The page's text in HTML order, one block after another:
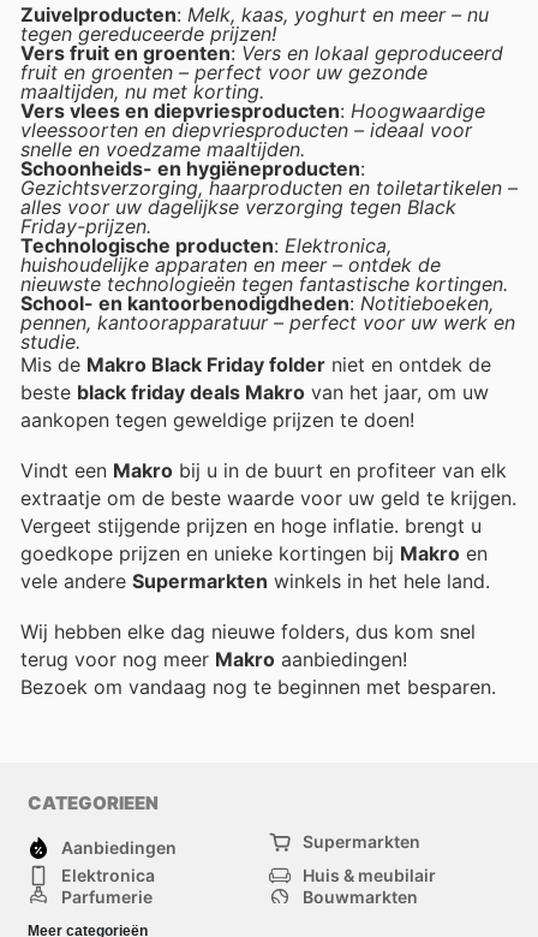
Zuivelproducten: Melk, kaas, yoghurt en meer – nu
tegen gereduceerde prijzen!
Vers fruit en groenten: Vers en lokaal geproduceerd
fruit en groenten – perfect voor uw gezonde
maaltijden, nu met korting.
Vers vlees en diepvriesproducten: Hoogwaardige
vleessoorten en diepvriesproducten – ideaal voor
snelle en voedzame maaltijden.
Schoonheids- en hygiëneproducten:
Gezichtsverzorging, haarproducten en toiletartikelen –
alles voor uw dagelijkse verzorging tegen Black
Friday-prijzen.
Technologische producten: Elektronica,
huishoudelijke apparaten en meer – ontdek de
nieuwste technologieën tegen fantastische kortingen.
School- en kantoorbenodigdheden: Notitieboeken,
pennen, kantoorapparatuur – perfect voor uw werk en
studie.
Mis de Makro Black Friday folder niet en ontdek de
beste black friday deals Makro van het jaar, om uw
aankopen tegen geweldige prijzen te doen!
Vindt een Makro bij u in de buurt en profiteer van elk
extraatje om de beste waarde voor uw geld te krijgen.
Vergeet stijgende prijzen en hoge inflatie. brengt u
goedkope prijzen en unieke kortingen bij Makro en
vele andere Supermarkten winkels in het hele land.
Wij hebben elke dag nieuwe folders, dus kom snel
terug voor nog meer Makro aanbiedingen!
Bezoek om vandaag nog te beginnen met besparen.
CATEGORIEEN
Aanbiedingen
Supermarkten
Elektronica
Huis & meubilair
Parfumerie
Bouwmarkten
Meer categorieën